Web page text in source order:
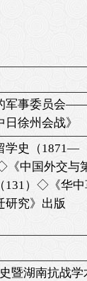
军事委员会
徐州会战》
学史（1871—
《中国外交与
131）◇《华中
研究》出版
暨湖南抗战学